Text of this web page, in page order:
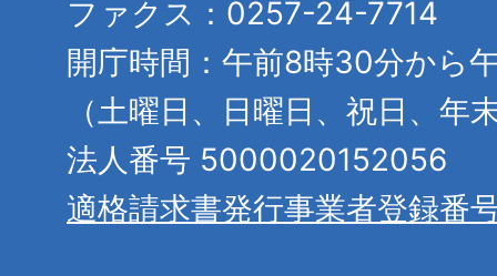
ファクス：0257-24-7714
開庁時間：午前8時30分から
（土曜日、日曜日、祝日、年
法人番号 5000020152056
適格請求書発行事業者登録番